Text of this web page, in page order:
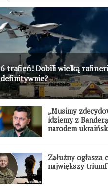
6 trafień! Dobili wielką
definitywnie?
„Musimy
idziemy z
narodem
Załużny ogłasza
największy